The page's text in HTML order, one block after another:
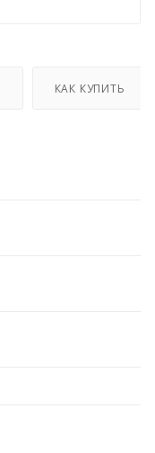
КАК КУПИТЬ